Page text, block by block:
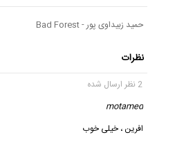
حمید زبیداوی پور - Bad Forest
نظرات
2 نظر ارسال شده
motamed
افرین ، خیلی خوب